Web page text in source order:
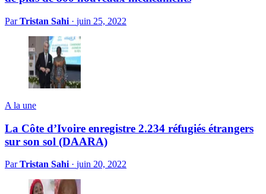
ParTristan Sahi · juin 25, 2022
A la une
La Côte d’Ivoire enregistre 2.234 réfugiés étrangers
sur son sol (DAARA)
ParTristan Sahi · juin 20, 2022